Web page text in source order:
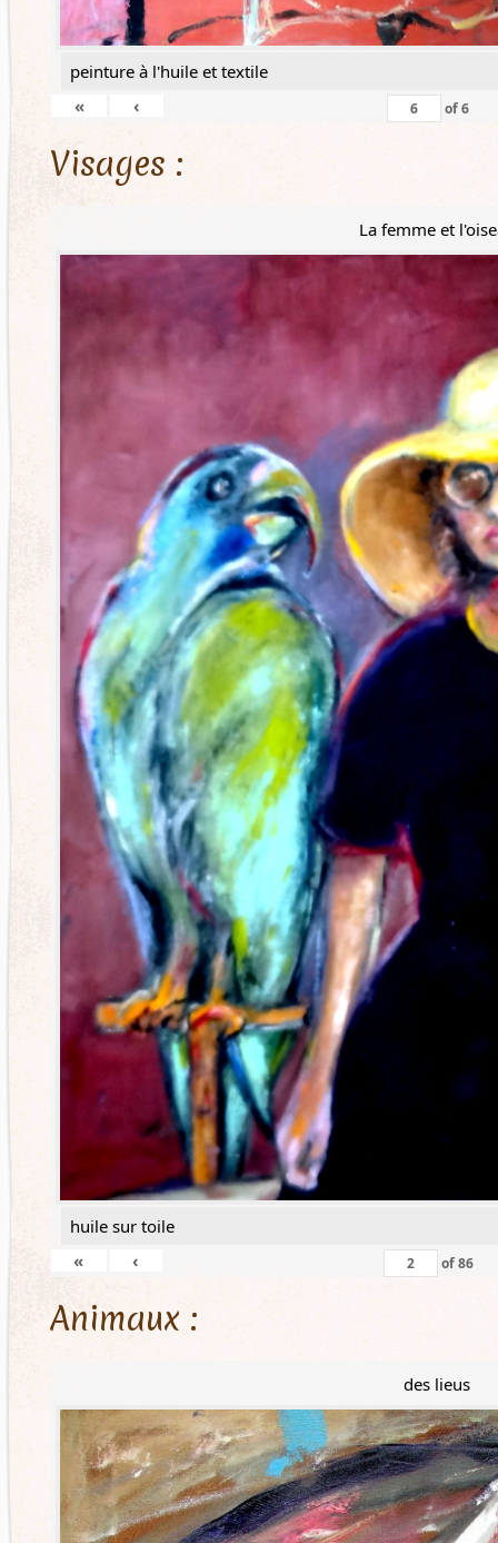
peinture à l'huile et textile
«
‹ of6
Visages :
La femme et
huile sur toile
«
‹ of86
Animaux :
des lieus